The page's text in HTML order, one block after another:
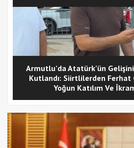
Armutlu’da Atatürk’ün
Kutlandı: Siirtlilerden Ferhat
Yoğun Katılım Ve